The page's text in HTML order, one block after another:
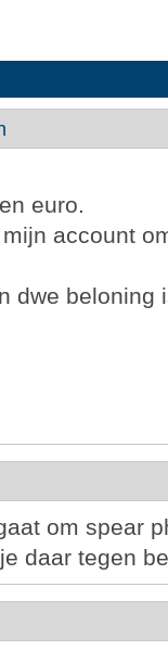
euro.
account
dwe beloning
om spear
daar tegen